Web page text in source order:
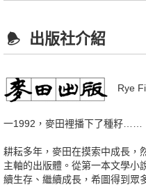
出版社介紹
Rye
一1992，麥田裡播下了種籽……
耕耘多年，麥田在摸索中成長，
主軸的出版體。從第一本文學小
續生存、繼續成長，希圖得到眾